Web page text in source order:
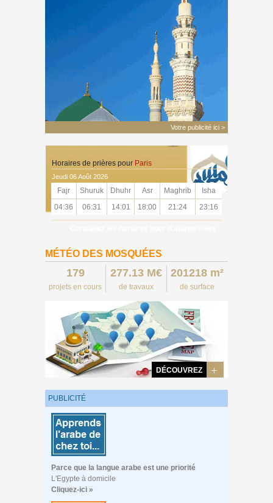
Votre publicité ici >
Horaires de prières pour Paris
Jeudi 06 Août 2026
Fajr Shuruk Dhuhr Asr Maghrib
Isha
04:36
06:31 14:01 18:00 21:24 23:16
MÉTÉO DES MOSQUÉES
179
projets en cours
277.13 M€
de travaux
201218 m²
de surface
DÉCOUVREZ
PUBLICITÉ
Parce que la langue arabe est une priorité
L'Egypte à domicile
Cliquez-ici »